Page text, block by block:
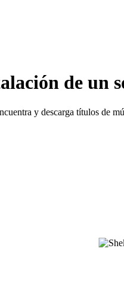
de un
y descarga títulos de